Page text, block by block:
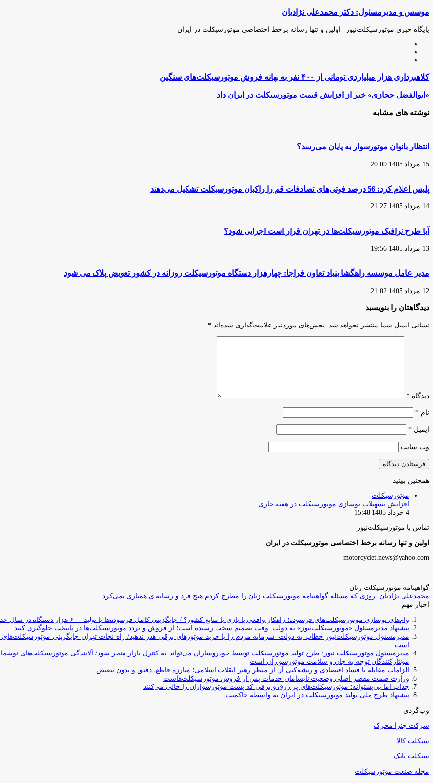
از
ایمیل
موسس و مدیرمسئول: دکتر محمدعلی نژادیان
پایگاه خبری موتورسیکلت‌نیوز | اولین و تنها رسانه برخط اختصاصی موتورسیکلت در ایران
کلاهبرداری
میلیاردی
تومانی
از
۴۰۰
بهانه
فروش
موتورسیکلت‌های
سنگین
کلاهبرداری هزار میلیاردی تومانی از ۴۰۰ نفر به بهانه فروش موتورسیکلت‌های سنگین
«ابوالفضل
خبر
از
موتورسیکلت
در
ایران
«ابوالفضل حجازی» خبر از افزایش قیمت موتورسیکلت در ایران داد
نوشته های مشابه
انتظار بانوان موتورسوار به پایان می‌رسد؟
15 مرداد 1405 20:09
پلیس اعلام کرد: 56 درصد فوتی‌های تصادفات قم را راکبان موتورسیکلت تشکیل می‌دهند
14 مرداد 1405 21:27
آیا طرح ترافیک موتورسیکلت‌ها در تهران قرار است اجرایی شود؟
13 مرداد 1405 19:56
مدیر عامل موسسه راهگشا بنیاد تعاون فراجا: چهارهزار دستگاه موتورسیکلت روزانه در کشور تعویض پلاک می شود
12 مرداد 1405 21:02
دیدگاهتان را بنویسید
نشانی ایمیل شما منتشر نخواهد شد. بخش‌های موردنیاز علامت‌گذاری شده‌اند *
دیدگاه *
نام *
ایمیل *
وب‌ سایت
همچنین ببینید
موتورسیکلت
افزایش تسهیلات نوسازی موتورسیکلت در هفته جاری
4 خرداد 1405 15:48
تماس با موتورسیکلت‌نیوز
اولین و تنها رسانه برخط اختصاصی موتورسیکلت در ایران
motorcyclet.news@yahoo.com
گواهینامه موتورسیکلت زنان
محمدعلی نژادیان: روزی که مسئله گواهینامه موتورسیکلت زنان را مطرح کردم هیچ فرد و رسانه‌ای همیاری نمی‌کرد
اخبار مهم
وام‌های نوسازی موتورسیکلت‌های فرسوده؛ راهکار واقعی یا بازی با منابع کشور؟ / جایگزینی کامل فرسوده‌ها با تولید ۶۰۰ هزار دستگاه در سال حدود ۱۹ سال طول می‌کشد
پیشنهاد مدیرمسئول «موتورسیکلت‌نیوز» به دولت: وقت تصمیم سخت رسیده است؛ از فروش و تردد موتورسیکلت‌ها در پایتخت جلوگیری کنید
مدیرمسئول موتورسیکلت‌نیوز خطاب به دولت: سرمایه مردم را با خرید موتورهای برقی هدر ندهید/ راه نجات تهران جایگزینی
است
مدیرمسئول موتورسیکلت نیوز: طرح تولید موتورسیکلت توسط خودروسازان می‌تواند به کنترل بازار منجر شود/ آلایندگی موتورسیکلت‌های
مونتاژکنندگان توجه به جان و سلامت موتورسواران است
الزامات مقابله با فساد اقتصادی و ریشه‌کنی آن از منظر رهبر انقلاب اسلامی؛ مبارزه قاطع، دقیق و بدون تبعیض
وزارت صمت مقصر اصلی وضعیت نابسامان خدمات پس از فروش موتورسیکلت‌هاست
جذاب اما بی‌پشتوانه؛ موتورسیکلت‌های پر زرق‌ و برقی که پشت موتورسواران را خالی می‌کنند
پیشنهاد طرح ملی تولید موتورسیکلت در ایران به واسطه حاکمیت
وب‌گردی
شرکت چترا محرک
سیکلت کالا
سیکلت بانک
مجله صنعت موتورسیکلت